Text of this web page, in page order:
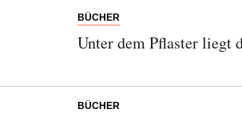
BÜCHER
Unter dem Pflaster liegt
BÜCHER
Einwilligung den Newsletter mit
zur Kenntnis genommen und
SENDEN